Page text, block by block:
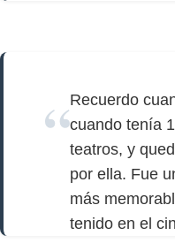
Recuerdo
cuando tenía
teatros, y
por ella. Fue
más
tenido en el